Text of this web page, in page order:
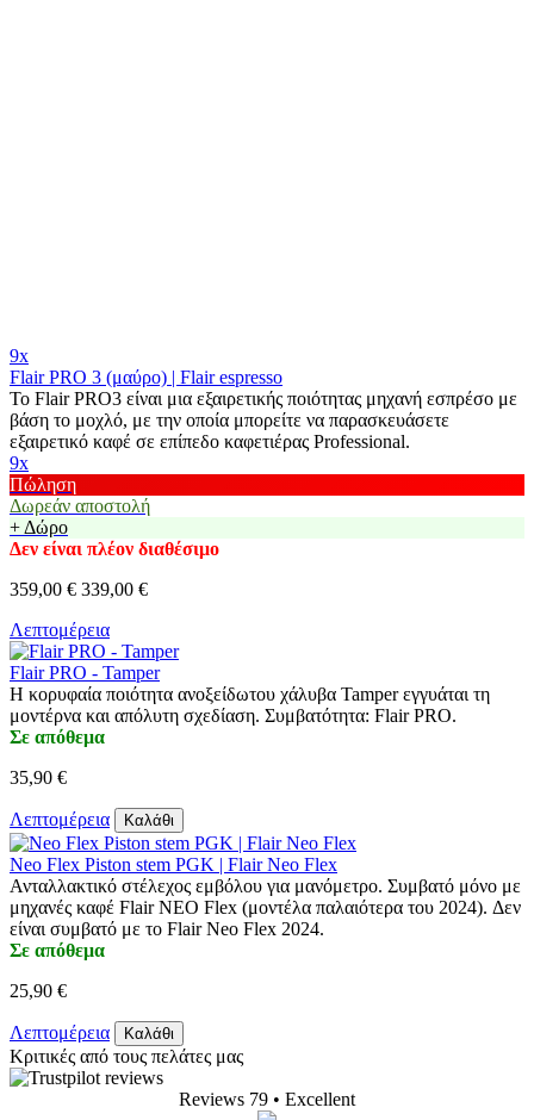
9x
Flair PRO 3 (μαύρο) | Flair espresso
Το Flair PRO3 είναι μια εξαιρετικής ποιότητας μηχανή εσπρέσο με
βάση το μοχλό, με την οποία μπορείτε να παρασκευάσετε
εξαιρετικό καφέ σε επίπεδο καφετιέρας Professional.
9x
Πώληση
Δωρεάν αποστολή
+ Δώρο
Δεν είναι πλέον διαθέσιμο
359,00 € 339,00 €
Λεπτομέρεια
Flair PRO - Tamper
Η κορυφαία ποιότητα ανοξείδωτου χάλυβα Tamper εγγυάται τη
μοντέρνα και απόλυτη σχεδίαση. Συμβατότητα: Flair PRO.
Σε απόθεμα
35,90 €
Λεπτομέρεια Καλάθι
Neo Flex Piston stem PGK | Flair Neo Flex
Ανταλλακτικό στέλεχος εμβόλου για μανόμετρο. Συμβατό μόνο με
μηχανές καφέ Flair NEO Flex (μοντέλα παλαιότερα του 2024). Δεν
είναι συμβατό με το Flair Neo Flex 2024.
Σε απόθεμα
25,90 €
Λεπτομέρεια Καλάθι
Κριτικές από τους πελάτες μας
Reviews 79 • Excellent